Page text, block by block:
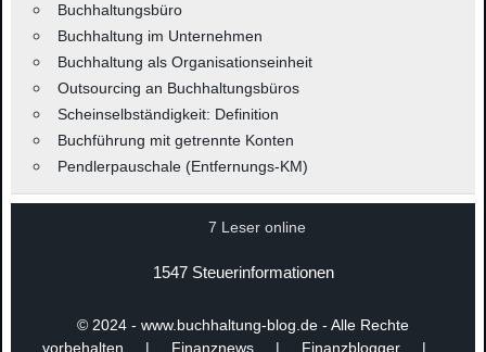
Buchhaltungsbüro
Buchhaltung im Unternehmen
Buchhaltung als Organisationseinheit
Outsourcing an Buchhaltungsbüros
Scheinselbständigkeit: Definition
Buchführung mit getrennte Konten
Pendlerpauschale (Entfernungs-KM)
7 Leser online
1547 Steuerinformationen
© 2024 - www.buchhaltung-blog.de - Alle Rechte
vorbehalten | Finanznews | Finanzblogger |